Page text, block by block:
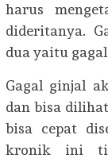
harus
dideritanya.
dua yaitu
Gagal ginjal
dan bisa
bisa cepat
kronik ini